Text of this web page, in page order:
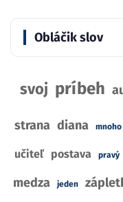
Obláčik slov
svoj príbeh
strana diana mnoho
učiteľ postava pravý
medza jeden